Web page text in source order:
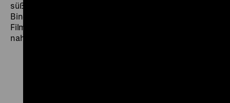
süßen Friesentorten tragen den Film und, ob in der
Bingo-Halle oder im eigenen Heim, stets darf die
Filmkamera den Damen und ihrem Alltag
nahekommen. (mbh)